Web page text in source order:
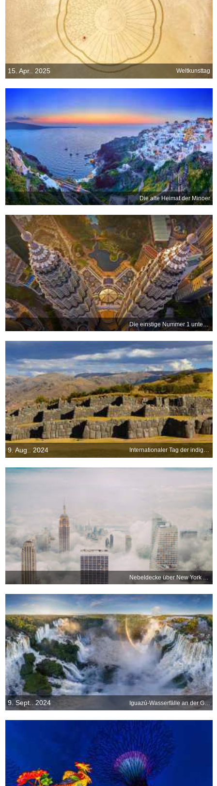
15. Apr.. 2025 Weltkunsttag
Die alte Heimat der Minoer
Die einstige Nummer 1 unter den Wolkenkratzern
9. Aug.. 2024 Internationaler Tag der indigenen Völker
Nebeldecke über New York City
9. Sept.. 2024 Iguazú-Wasserfälle an der Grenze zwischen Argentinien und Brasilien